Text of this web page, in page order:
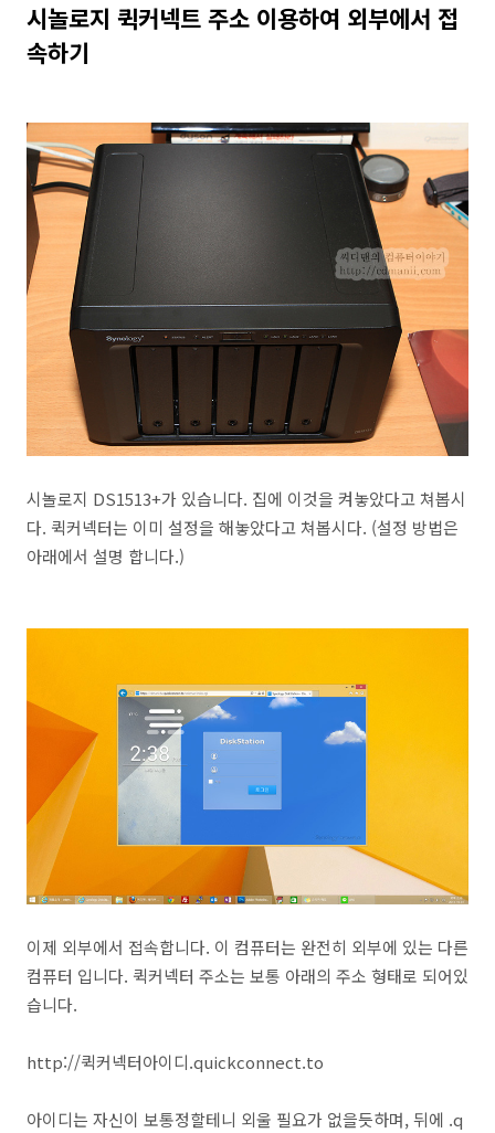
시놀로지 퀵커넥트 주소 이용하여 외부에서 접
속하기
시놀로지 DS1513+가 있습니다. 집에 이것을 켜놓았다고 쳐봅시
다. 퀵커넥터는 이미 설정을 해놓았다고 쳐봅시다. (설정 방법은
아래에서 설명 합니다.)
이제 외부에서 접속합니다. 이 컴퓨터는 완전히 외부에 있는 다른
컴퓨터 입니다. 퀵커넥터 주소는 보통 아래의 주소 형태로 되어있
습니다.
http://퀵커넥터아이디.quickconnect.to
아이디는 자신이 보통정할테니 외울 필요가 없을듯하며, 뒤에 .q